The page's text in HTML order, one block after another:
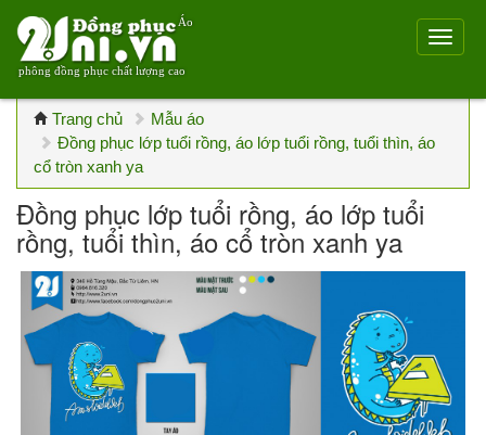
Áo
phông đồng phục chất lượng cao
Trang chủ
Mẫu áo
Đồng phục lớp tuổi rồng, áo lớp tuổi rồng, tuổi thìn, áo
cổ tròn xanh ya
Đồng phục lớp tuổi rồng, áo lớp tuổi
rồng, tuổi thìn, áo cổ tròn xanh ya